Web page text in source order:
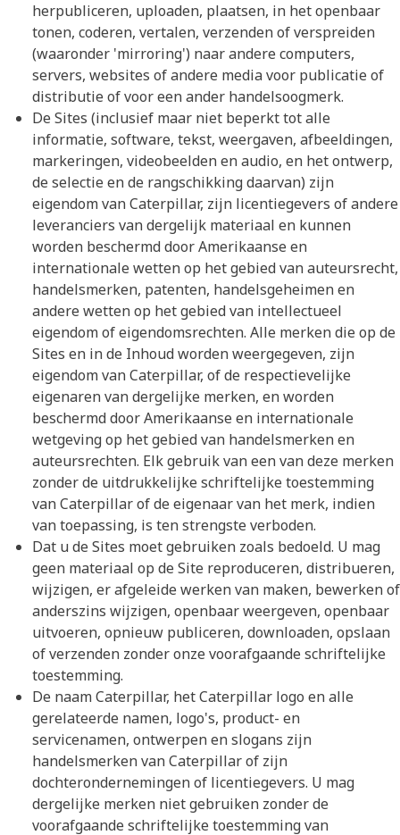
herpubliceren, uploaden, plaatsen, in het openbaar
tonen, coderen, vertalen, verzenden of verspreiden
(waaronder 'mirroring') naar andere computers,
servers, websites of andere media voor publicatie of
distributie of voor een ander handelsoogmerk.
De Sites (inclusief maar niet beperkt tot alle
informatie, software, tekst, weergaven, afbeeldingen,
markeringen, videobeelden en audio, en het ontwerp,
de selectie en de rangschikking daarvan) zijn
eigendom van Caterpillar, zijn licentiegevers of andere
leveranciers van dergelijk materiaal en kunnen
worden beschermd door Amerikaanse en
internationale wetten op het gebied van auteursrecht,
handelsmerken, patenten, handelsgeheimen en
andere wetten op het gebied van intellectueel
eigendom of eigendomsrechten. Alle merken die op de
Sites en in de Inhoud worden weergegeven, zijn
eigendom van Caterpillar, of de respectievelijke
eigenaren van dergelijke merken, en worden
beschermd door Amerikaanse en internationale
wetgeving op het gebied van handelsmerken en
auteursrechten. Elk gebruik van een van deze merken
zonder de uitdrukkelijke schriftelijke toestemming
van Caterpillar of de eigenaar van het merk, indien
van toepassing, is ten strengste verboden.
Dat u de Sites moet gebruiken zoals bedoeld. U mag
geen materiaal op de Site reproduceren, distribueren,
wijzigen, er afgeleide werken van maken, bewerken of
anderszins wijzigen, openbaar weergeven, openbaar
uitvoeren, opnieuw publiceren, downloaden, opslaan
of verzenden zonder onze voorafgaande schriftelijke
toestemming.
De naam Caterpillar, het Caterpillar logo en alle
gerelateerde namen, logo's, product- en
servicenamen, ontwerpen en slogans zijn
handelsmerken van Caterpillar of zijn
dochterondernemingen of licentiegevers. U mag
dergelijke merken niet gebruiken zonder de
voorafgaande schriftelijke toestemming van